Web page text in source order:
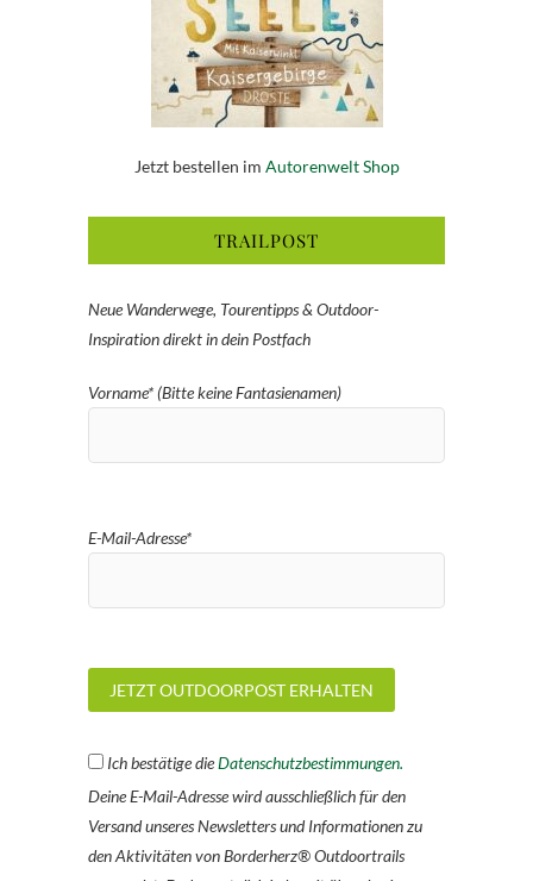
Jetzt bestellen im Autorenwelt Shop
TRAILPOST
Neue Wanderwege, Tourentipps & Outdoor-
Inspiration direkt in dein Postfach
Vorname* (Bitte keine Fantasienamen)
E-Mail-Adresse*
Ich bestätige dieDatenschutzbestimmungen.
Deine E-Mail-Adresse wird ausschließlich für den
Versand unseres Newsletters und Informationen zu
den Aktivitäten von Borderherz® Outdoortrails